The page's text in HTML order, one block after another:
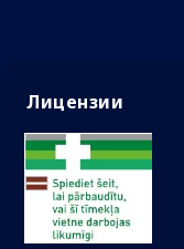
Лицензии